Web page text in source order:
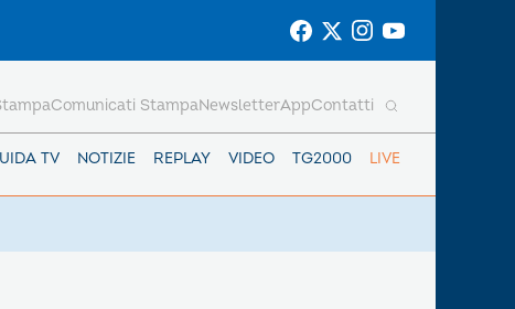
TV NOTIZIE REPLAY VIDEO TG2000 LIVE
Comunicati StampaNewsletterAppContatti